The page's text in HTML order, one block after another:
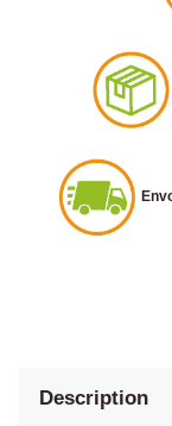
Description